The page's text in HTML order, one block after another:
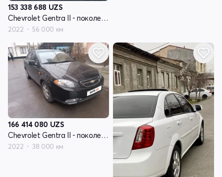
153 338 688 UZS
Chevrolet Gentra II - поколение
2022 56 000 км
166 414 080 UZS
Chevrolet Gentra II - поколение
2022 38 000 км